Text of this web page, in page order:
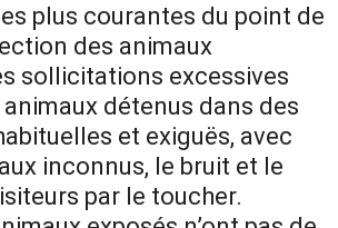
plus courantes du point de
des animaux
sollicitations excessives
détenus dans des
et exiguës, avec
inconnus, le bruit et le
par le toucher.